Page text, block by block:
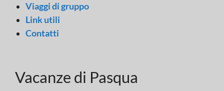
Viaggi di gruppo
Link utili
Contatti
Vacanze di Pasqua